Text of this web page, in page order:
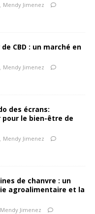
Mendy Jimenez
CBD : un marché en
Mendy Jimenez
des écrans:
le bien-être de
Mendy Jimenez
de chanvre : un
agroalimentaire et la
Mendy Jimenez